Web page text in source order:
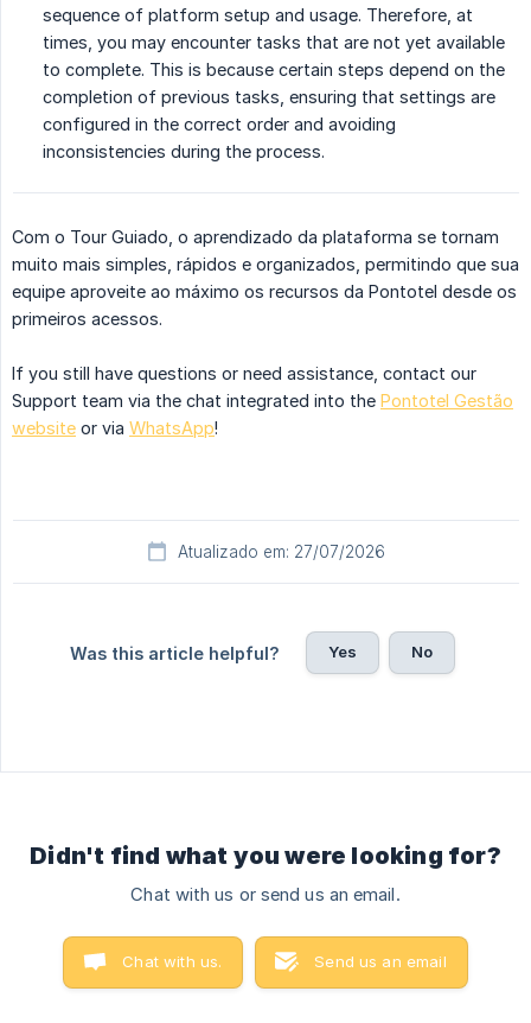
sequence of platform setup and usage. Therefore, at
times, you may encounter tasks that are not yet available
to complete. This is because certain steps depend on the
completion of previous tasks, ensuring that settings are
configured in the correct order and avoiding
inconsistencies during the process.
Com o Tour Guiado, o aprendizado da plataforma se tornam
muito mais simples, rápidos e organizados, permitindo que sua
equipe aproveite ao máximo os recursos da Pontotel desde os
primeiros acessos.
If you still have questions or need assistance, contact our
Support team via the chat integrated into the Pontotel Gestão
website or via WhatsApp!
Atualizado em: 27/07/2026
Was this article helpful? Yes No
Didn't find what you were looking for?
Chat with us or send us an email.
Chat with us. Send us an email